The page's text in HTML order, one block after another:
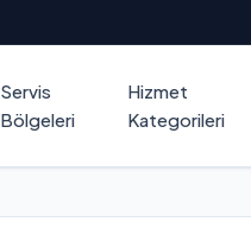
Servis
Bölgeleri
Hizmet
Kategorileri